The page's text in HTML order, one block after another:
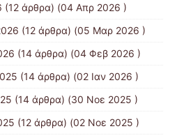
(12 άρθρα) (04 Απρ 2026 )
(12 άρθρα) (05 Μαρ 2026 )
(14 άρθρα) (04 Φεβ 2026 )
(14 άρθρα) (02 Ιαν 2026 )
(14 άρθρα) (30 Νοε 2025 )
(12 άρθρα) (02 Νοε 2025 )